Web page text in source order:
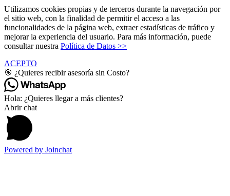
Utilizamos cookies propias y de terceros durante la navegación por
el sitio web, con la finalidad de permitir el acceso a las
funcionalidades de la página web, extraer estadísticas de tráfico y
mejorar la experiencia del usuario. Para más información, puede
consultar nuestra Política de Datos >>
ACEPTO
🎯 ¿Quieres recibir asesoría sin Costo?
Hola: ¿Quieres llegar a más clientes?
Abrir chat
Powered by Joinchat